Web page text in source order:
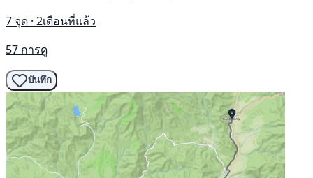
7 จุด · 2เดือนที่แล้ว
57 การดู
บันทึก